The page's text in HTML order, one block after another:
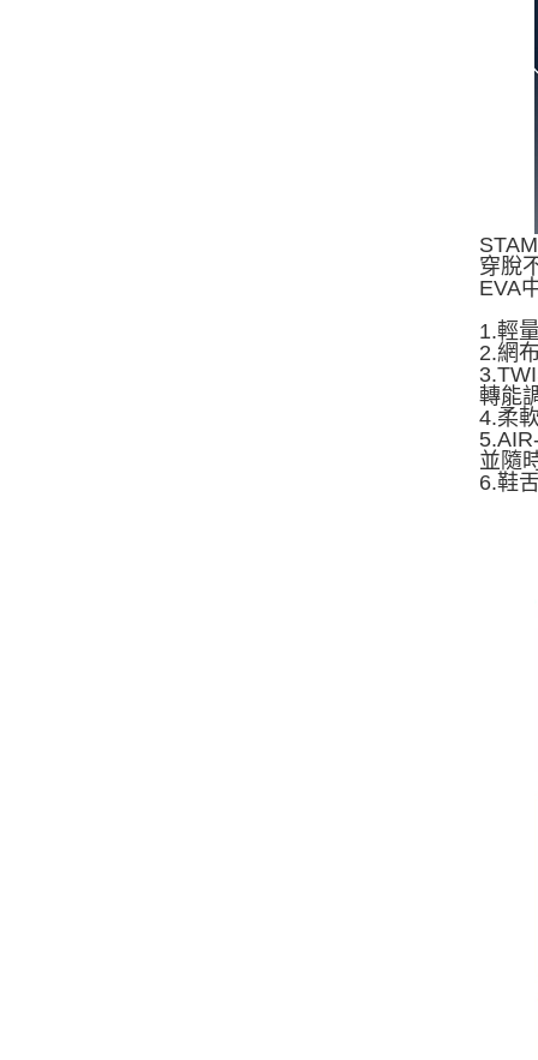
穿脫
EVA
1.輕
2.網
轉能
4.柔
並隨
6.鞋